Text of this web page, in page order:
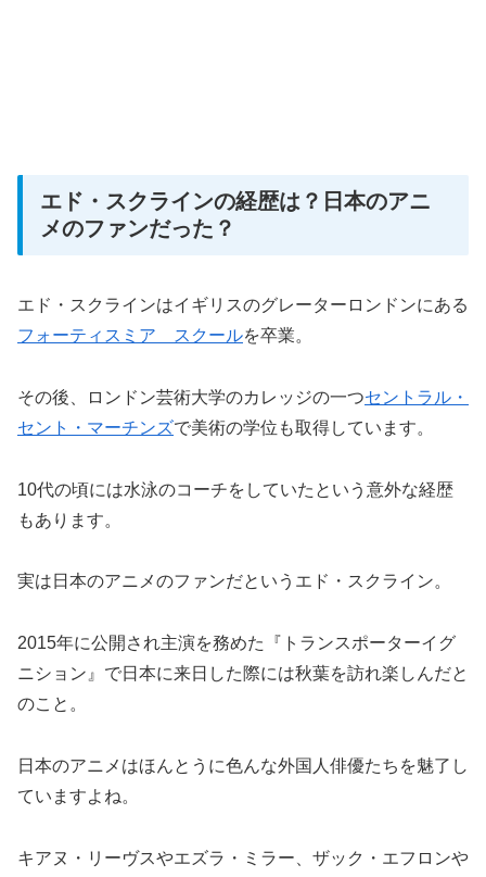
エド・スクラインの経歴は？日本のアニ
メのファンだった？
エド・スクラインはイギリスのグレーターロンドンにある
フォーティスミア スクールを卒業。
その後、ロンドン芸術大学のカレッジの一つセントラル・
セント・マーチンズで美術の学位も取得しています。
10代の頃には水泳のコーチをしていたという意外な経歴
もあります。
実は日本のアニメのファンだというエド・スクライン。
2015年に公開され主演を務めた『トランスポーターイグ
ニション』で日本に来日した際には秋葉を訪れ楽しんだと
のこと。
日本のアニメはほんとうに色んな外国人俳優たちを魅了し
ていますよね。
キアヌ・リーヴスやエズラ・ミラー、ザック・エフロンや